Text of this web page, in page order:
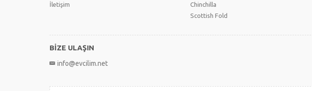
İletişim
Chinchilla
Scottish Fold
BİZE ULAŞIN
info@evcilim.net